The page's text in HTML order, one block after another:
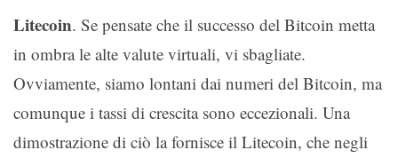
Litecoin. Se pensate che il successo del Bitcoin metta
in ombra le alte valute virtuali, vi sbagliate.
Ovviamente, siamo lontani dai numeri del Bitcoin, ma
comunque i tassi di crescita sono eccezionali. Una
dimostrazione di ciò la fornisce il Litecoin, che negli